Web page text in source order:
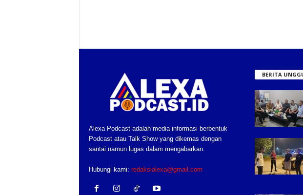
Alexa Podcast adalah media informasi berbentuk
Podcast atau Talk Show yang dikemas dengan
santai namun lugas dalam mengabarkan.
Hubungi kami: redaksialexa@gmail.com
BERITA